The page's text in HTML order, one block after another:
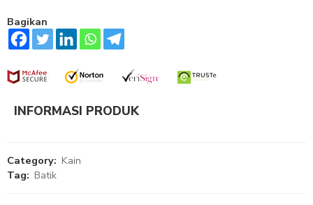
Bagikan
INFORMASI PRODUK
Category: Kain
Tag: Batik